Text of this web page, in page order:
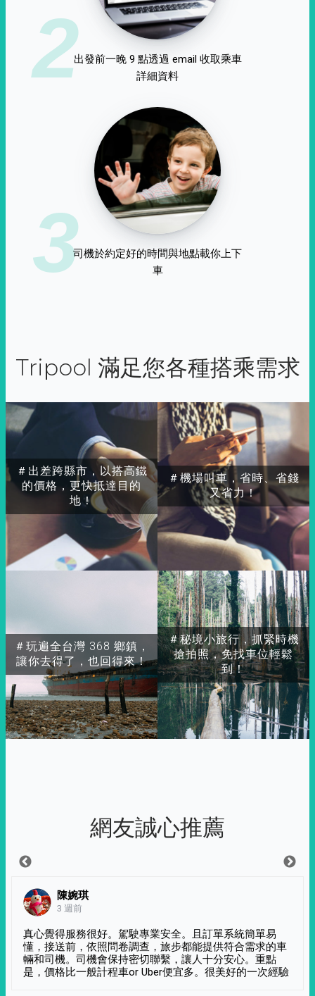
2出發前一晚 9 點透過 email 收取乘車
詳細資料
3司機於約定好的時間與地點載你上下
車
Tripool 滿足您各種搭乘需求
＃出差跨縣市，以搭高鐵
的價格，更快抵達目的
地！
＃玩遍全台灣 368 鄉鎮，
讓你去得了，也回得來！
＃秘境小旅行，抓緊時機
搶拍照，免找車位輕鬆
到！
＃機場叫車，省時、省錢
又省力！
網友誠心推薦
陳婉琪
3 週前
真心覺得服務很好。駕駛專業安全。且訂單系統簡單易
懂，接送前，依照問卷調查，旅步都能提供符合需求的車
輛和司機。司機會保持密切聯繫，讓人十分安心。重點
是，價格比一般計程車or Uber便宜多。很美好的一次經驗